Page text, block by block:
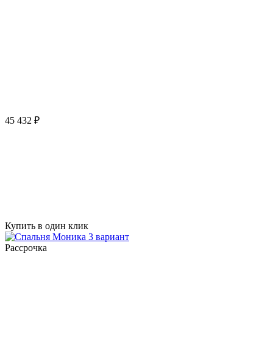
45 432 ₽
Купить в один клик
Рассрочка